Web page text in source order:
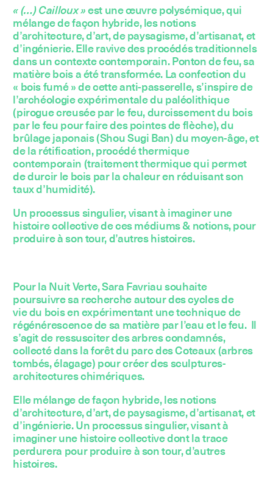
« (…) Cailloux »est une œuvre polysémique, qui
mélange de façon hybride, les notions
d’architecture, d’art, de paysagisme, d’artisanat, et
d’ingénierie. Elle ravive des procédés traditionnels
dans un contexte contemporain. Ponton de feu, sa
matière bois a été transformée. La confection du
« bois fumé » de cette anti-passerelle, s’inspire de
l’archéologie expérimentale du paléolithique
(pirogue creusée par le feu, durcissement du bois
par le feu pour faire des pointes de flèche), du
brûlage japonais (Shou Sugi Ban) du moyen-âge, et
de la rétification, procédé thermique
contemporain (traitement thermique qui permet
de durcir le bois par la chaleur en réduisant son
taux d’humidité).
Un processus singulier, visant à imaginer une
histoire collective de ces médiums & notions, pour
produire à son tour, d’autres histoires.
Pour la Nuit Verte, Sara Favriau souhaite
poursuivre sa recherche autour des cycles de
vie du bois en expérimentant une technique de
régénérescence de sa matière par l’eau et le feu. Il
s’agit de ressusciter des arbres condamnés,
collecté dans la forêt du parc des Coteaux (arbres
tombés, élagage) pour créer des sculptures-
architectures chimériques.
Elle mélange de façon hybride, les notions
d’architecture, d’art, de paysagisme, d’artisanat, et
d’ingénierie. Un processus singulier, visant à
imaginer une histoire collective dont la trace
perdurera pour produire à son tour, d’autres
histoires.